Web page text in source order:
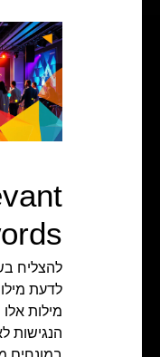
להצליח
לדעת
מילות
הנגישות